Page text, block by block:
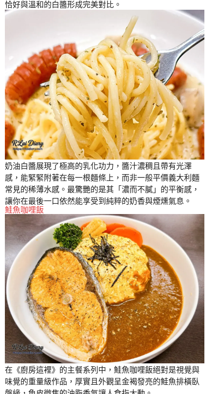
恰好與溫和的白醬形成完美對比。
奶油白醬展現了極高的乳化功力，醬汁濃稠且帶有光澤
感，能緊緊附著在每一根麵條上，而非一般平價義大利麵
常見的稀薄水感。最驚艷的是其「濃而不膩」的平衡感，
讓你在最後一口依然能享受到純粹的奶香與煙燻氣息。
鮭魚咖哩飯
在《廚房這裡》的主餐系列中，鮭魚咖哩飯絕對是視覺與
味覺的重量級作品，厚實且外觀呈金褐發亮的鮭魚排橫臥